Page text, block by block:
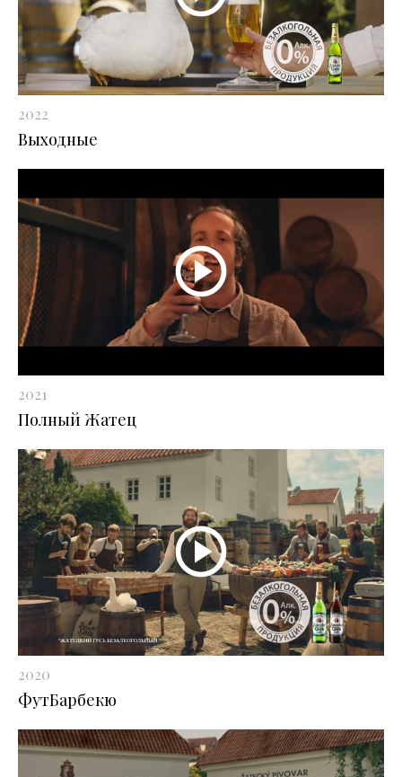
2022
Выходные
2021
Полный Жатец
2020
ФутБарбекю